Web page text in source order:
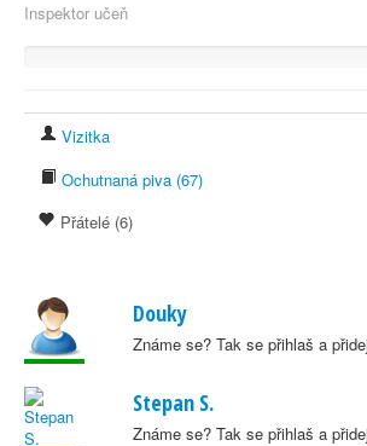
Inspektor učeň
Vizitka
Ochutnaná piva (67)
Přátelé (6)
Douky
Známe se? Tak se přihlaš a
Stepan S.
Známe se? Tak se přihlaš a